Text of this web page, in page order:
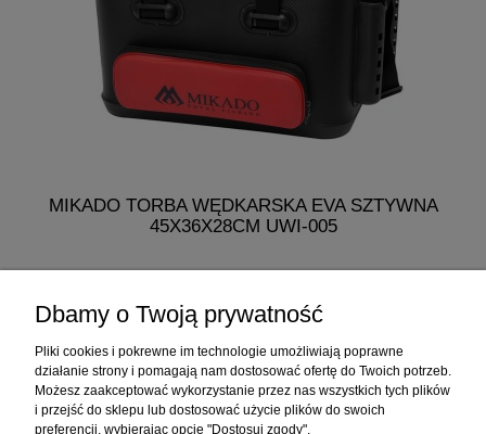
MIKADO TORBA WĘDKARSKA EVA SZTYWNA
45X36X28CM UWI-005
do koszyka
Informacje
Dbamy o Twoją prywatność
Pliki cookies i pokrewne im technologie umożliwiają poprawne
działanie strony i pomagają nam dostosować ofertę do Twoich potrzeb.
Możesz zaakceptować wykorzystanie przez nas wszystkich tych plików
i przejść do sklepu lub dostosować użycie plików do swoich
preferencji, wybierając opcję "Dostosuj zgody".